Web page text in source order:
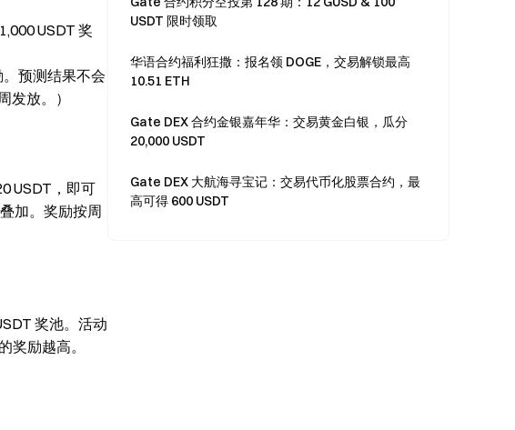
USDT 奖
预测结果不会
放。）
USDT，即可
加。奖励按周
奖池。活动
奖励越高。
USDT 限时领取
华语合约福利狂撒：报名领 DOGE，交易解锁最高
10.51 ETH
Gate DEX 合约金银嘉年华：交易黄金白银，瓜分
20,000 USDT
Gate DEX 大航海寻宝记：交易代币化股票合约，最
高可得 600 USDT